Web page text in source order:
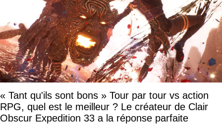
« Tant qu'ils sont bons » Tour par tour vs action
RPG, quel est le meilleur ? Le créateur de Clair
Obscur Expedition 33 a la réponse parfaite